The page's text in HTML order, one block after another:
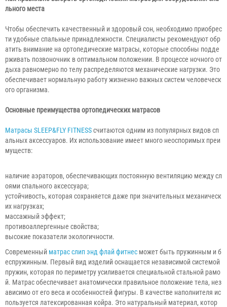
льного места
Чтобы обеспечить качественный и здоровый сон, необходимо приобрес
ти удобные спальные принадлежности. Специалисты рекомендуют обр
атить внимание на ортопедические матрасы, которые способны подде
рживать позвоночник в оптимальном положении. В процессе ночного от
дыха равномерно по телу распределяются механические нагрузки. Это
обеспечивает нормальную работу жизненно важных систем человеческ
ого организма.
Основные преимущества ортопедических матрасов
Матрасы SLEEP&FLY FITNESSсчитаются одним из популярных видов сп
альных аксессуаров. Их использование имеет много неоспоримых преи
муществ:
наличие аэраторов, обеспечивающих постоянную вентиляцию между сл
оями спального аксессуара;
устойчивость, которая сохраняется даже при значительных механическ
их нагрузках;
массажный эффект;
противоаллергенные свойства;
высокие показатели экологичности.
Современный матрас слип энд флай фитнес может быть пружинным и б
еспружинным. Первый вид изделий оснащается независимой системой
пружин, которая по периметру усиливается специальной стальной рамо
й. Матрас обеспечивает анатомически правильное положение тела, нез
ависимо от его веса и особенностей фигуры. В качестве наполнителя ис
пользуется латексированная койра. Это натуральный материал, котор